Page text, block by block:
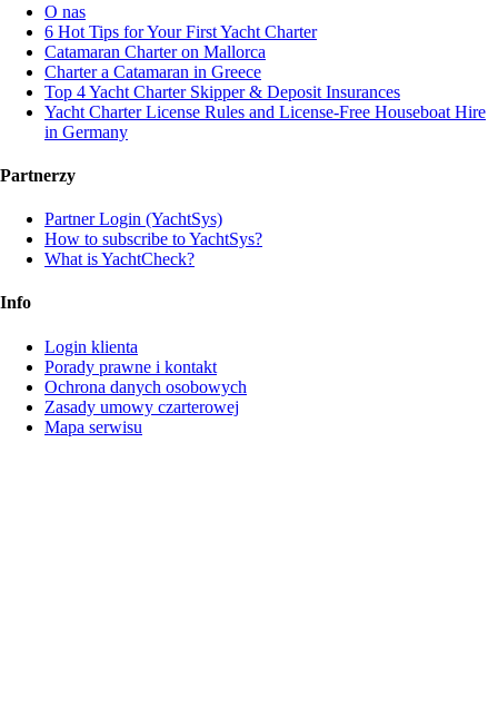
O nas
6 Hot Tips for Your First Yacht Charter
Catamaran Charter on Mallorca
Charter a Catamaran in Greece
Top 4 Yacht Charter Skipper & Deposit Insurances
Yacht Charter License Rules and License-Free Houseboat Hire
in Germany
Partnerzy
Partner Login (YachtSys)
How to subscribe to YachtSys?
What is YachtCheck?
Info
Login klienta
Porady prawne i kontakt
Ochrona danych osobowych
Zasady umowy czarterowej
Mapa serwisu